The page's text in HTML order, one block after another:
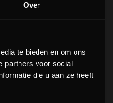
Over
te bieden en om ons
partners voor social
die u aan ze heeft